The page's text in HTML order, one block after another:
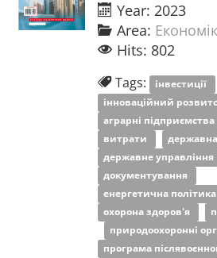
Year: 2023
Area:
Hits: 802
Tags: інвестиції
інноваційний
аграрні підприємства
витрати
державне управління
документування
енергетична політика
охорона здоров'я
природоохоронні
програма